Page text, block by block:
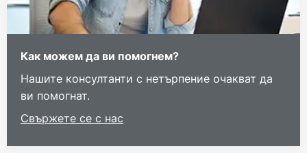
Как можем да ви помогнем?
Нашите консултанти с нетърпение очакват да
ви помогнат.
Свържете се с нас